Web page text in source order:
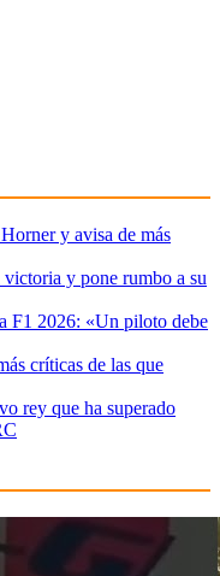
y avisa de más
y pone rumbo a su
F1 2026: «Un piloto debe
críticas de las que
rey que ha superado